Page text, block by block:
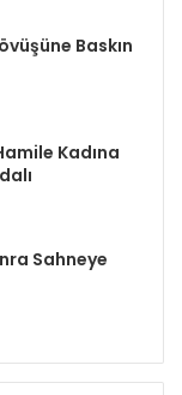
Baskın
Kadına
Sahneye